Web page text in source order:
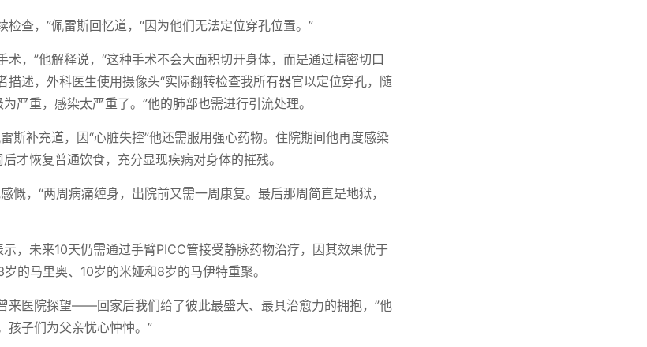
检查，”佩雷斯回忆道，“因为他们无法定位穿孔位置。”
术，”他解释说，“这种手术不会大面积切开身体，而是通过精密切口
描述，外科医生使用摄像头“实际翻转检查我所有器官以定位穿孔，随
重，感染太严重了。”他的肺部也需进行引流处理。
斯补充道，因“心脏失控”他还需服用强心药物。住院期间他再度感染
才恢复普通饮食，充分显现疾病对身体的摧残。
慨，“两周病痛缠身，出院前又需一周康复。最后那周简直是地狱，
，未来10天仍需通过手臂PICC管接受静脉药物治疗，因其效果优于
的马里奥、10岁的米娅和8岁的马伊特重聚。
医院探望——回家后我们给了彼此最盛大、最具治愈力的拥抱，”他
孩子们为父亲忧心忡忡。”